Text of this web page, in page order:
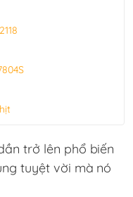
trở lên phổ biến
tuyệt vời mà nó